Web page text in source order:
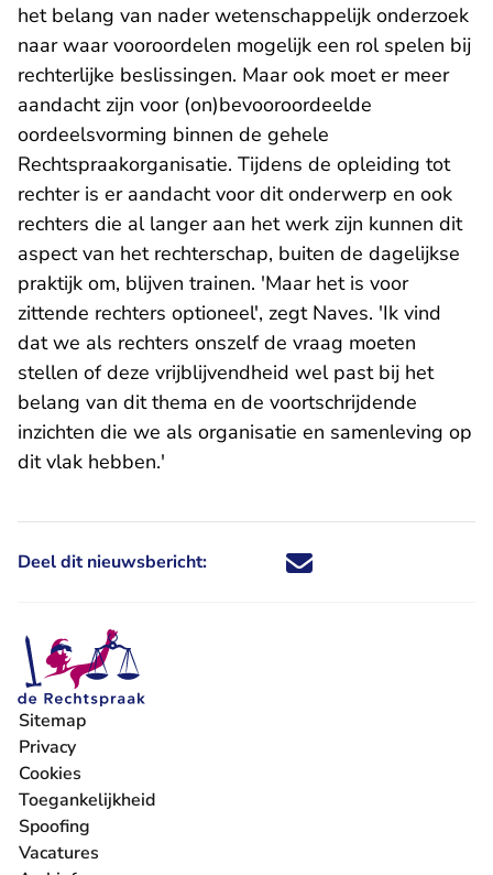
het belang van nader wetenschappelijk onderzoek
naar waar vooroordelen mogelijk een rol spelen bij
rechterlijke beslissingen. Maar ook moet er meer
aandacht zijn voor (on)bevooroordeelde
oordeelsvorming binnen de gehele
Rechtspraakorganisatie. Tijdens de opleiding tot
rechter is er aandacht voor dit onderwerp en ook
rechters die al langer aan het werk zijn kunnen dit
aspect van het rechterschap, buiten de dagelijkse
praktijk om, blijven trainen. 'Maar het is voor
zittende rechters optioneel', zegt Naves. 'Ik vind
dat we als rechters onszelf de vraag moeten
stellen of deze vrijblijvendheid wel past bij het
belang van dit thema en de voortschrijdende
inzichten die we als organisatie en samenleving op
dit vlak hebben.'
Deel dit nieuwsbericht: Deel dit nieuwsbericht via X -
Deel dit nieuwsbericht via
Deel dit nieuwsbericht
Deel dit
Sitemap
Privacy
Cookies
Toegankelijkheid
Spoofing
Vacatures
- U verlaat Rechtspraak.nl